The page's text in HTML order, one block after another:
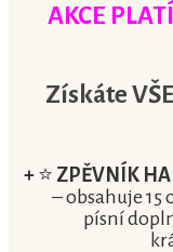
AKCE
Získáte
+⭐ ZPĚVNÍK
– obsahuje
písní